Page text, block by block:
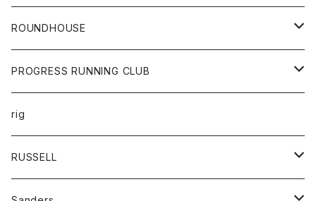
カーディガン
ショートパンツ
パンツ
レディース
カットソー
コート
ボトム
ROUNDHOUSE
エプロン
キッズ
オーバーオール
ボトム
ペインターパンツ
PROGRESS RUNNING CLUB
トップス
Tシャツ
グッズ
帽子
rig
RUSSELL